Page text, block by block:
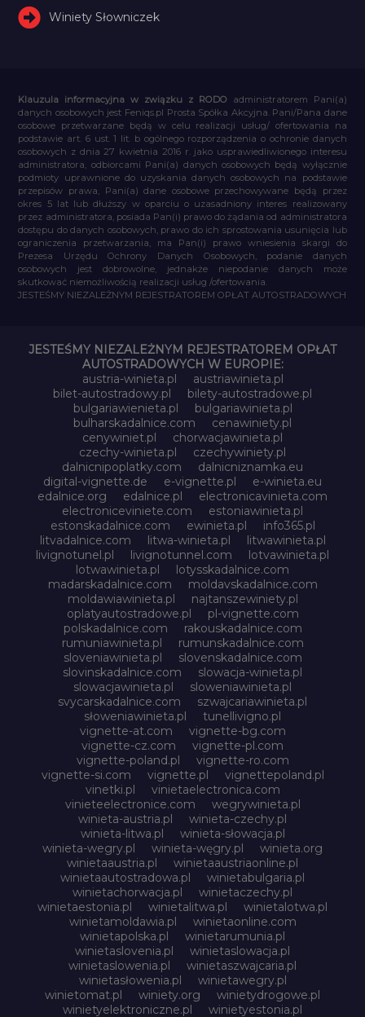
Winiety Słowniczek
Klauzula informacyjna w związku z RODO administratorem Pani(a)
danych osobowych jest Feniqs.pl Prosta Spółka Akcyjna. Pani/Pana dane
osobowe przetwarzane będą w celu realizacji usług/ ofertowania na
podstawie art. 6 ust. 1 lit. b ogólnego rozporządzenia o ochronie danych
osobowych z dnia 27 kwietnia 2016 r. jako usprawiedliwionego interesu
administratora, odbiorcami Pani(a) danych osobowych będą wyłącznie
podmioty uprawnione do uzyskania danych osobowych na podstawie
przepisów prawa, Pani(a) dane osobowe przechowywane będą przez
okres 5 lat lub dłuższy w oparciu o uzasadniony interes realizowany
przez administratora, posiada Pan(i) prawo do żądania od administratora
dostępu do danych osobowych, prawo do ich sprostowania usunięcia lub
ograniczenia przetwarzania, ma Pan(i) prawo wniesienia skargi do
Prezesa Urzędu Ochrony Danych Osobowych, podanie danych
osobowych jest dobrowolne, jednakże niepodanie danych może
skutkować niemożliwością realizacji usług /ofertowania.
JESTEŚMY NIEZALEŻNYM REJESTRATOREM OPŁAT AUTOSTRADOWYCH
JESTEŚMY NIEZALEŻNYM REJESTRATOREM OPŁAT
AUTOSTRADOWYCH W EUROPIE:
austria-winieta.pl
austriawinieta.pl
bilet-autostradowy.pl
bilety-autostradowe.pl
bulgariawienieta.pl
bulgariawinieta.pl
bulharskadalnice.com
cenawiniety.pl
cenywiniet.pl
chorwacjawinieta.pl
czechy-winieta.pl
czechywiniety.pl
dalnicnipoplatky.com
dalnicniznamka.eu
digital-vignette.de
e-vignette.pl
e-winieta.eu
edalnice.org
edalnice.pl
electronicavinieta.com
electroniceviniete.com
estoniawinieta.pl
estonskadalnice.com
ewinieta.pl
info365.pl
litvadalnice.com
litwa-winieta.pl
litwawinieta.pl
livignotunel.pl
livignotunnel.com
lotvawinieta.pl
lotwawinieta.pl
lotysskadalnice.com
madarskadalnice.com
moldavskadalnice.com
moldawiawinieta.pl
najtanszewiniety.pl
oplatyautostradowe.pl
pl-vignette.com
polskadalnice.com
rakouskadalnice.com
rumuniawinieta.pl
rumunskadalnice.com
sloveniawinieta.pl
slovenskadalnice.com
slovinskadalnice.com
slowacja-winieta.pl
slowacjawinieta.pl
sloweniawinieta.pl
svycarskadalnice.com
szwajcariawinieta.pl
słoweniawinieta.pl
tunellivigno.pl
vignette-at.com
vignette-bg.com
vignette-cz.com
vignette-pl.com
vignette-poland.pl
vignette-ro.com
vignette-si.com
vignette.pl
vignettepoland.pl
vinetki.pl
vinietaelectronica.com
vinieteelectronice.com
wegrywinieta.pl
winieta-austria.pl
winieta-czechy.pl
winieta-litwa.pl
winieta-słowacja.pl
winieta-wegry.pl
winieta-węgry.pl
winieta.org
winietaaustria.pl
winietaaustriaonline.pl
winietaautostradowa.pl
winietabulgaria.pl
winietachorwacja.pl
winietaczechy.pl
winietaestonia.pl
winietalitwa.pl
winietalotwa.pl
winietamoldawia.pl
winietaonline.com
winietapolska.pl
winietarumunia.pl
winietaslovenia.pl
winietaslowacja.pl
winietaslowenia.pl
winietaszwajcaria.pl
winietasłowenia.pl
winietawegry.pl
winietomat.pl
winiety.org
winietydrogowe.pl
winietyelektroniczne.pl
winietyestonia.pl